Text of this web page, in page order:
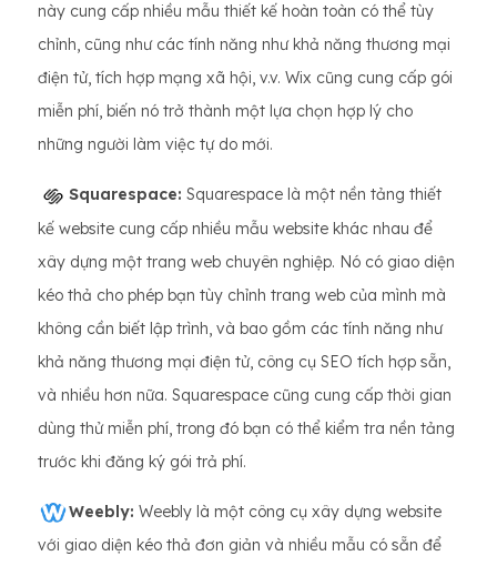
này cung cấp nhiều mẫu thiết kế hoàn toàn có thể tùy
chỉnh, cũng như các tính năng như khả năng thương mại
điện tử, tích hợp mạng xã hội, v.v. Wix cũng cung cấp gói
miễn phí, biến nó trở thành một lựa chọn hợp lý cho
những người làm việc tự do mới.
Squarespace: Squarespace là một nền tảng thiết
kế website cung cấp nhiều mẫu website khác nhau để
xây dựng một trang web chuyên nghiệp. Nó có giao diện
kéo thả cho phép bạn tùy chỉnh trang web của mình mà
không cần biết lập trình, và bao gồm các tính năng như
khả năng thương mại điện tử, công cụ SEO tích hợp sẵn,
và nhiều hơn nữa. Squarespace cũng cung cấp thời gian
dùng thử miễn phí, trong đó bạn có thể kiểm tra nền tảng
trước khi đăng ký gói trả phí.
Weebly: Weebly là một công cụ xây dựng website
với giao diện kéo thả đơn giản và nhiều mẫu có sẵn để